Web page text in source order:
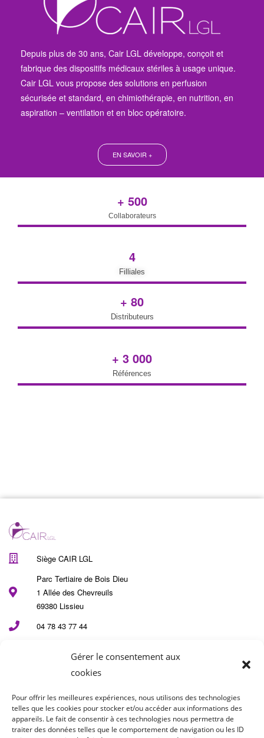
Gérer le consentement aux
cookies
Pour offrir les meilleures expériences, nous utilisons des technologies
telles que les cookies pour stocker et/ou accéder aux informations des
appareils. Le fait de consentir à ces technologies nous permettra de
traiter des données telles que le comportement de navigation ou les ID
Depuis plus de 30 ans, Cair LGL développe, conçoit et
fabrique des dispositifs médicaux stériles à usage unique.
Cair LGL vous propose des solutions en perfusion
sécurisée et standard, en chimiothérapie, en nutrition, en
aspiration – ventilation et en bloc opératoire.
EN SAVOIR +
Collaborateurs
+ 500
Filliales
4
Distributeurs
+ 80
Références
+ 3 000
Siège CAIR LGL
Parc Tertiaire de Bois Dieu
1 Allée des Chevreuils
69380 Lissieu
04 78 43 77 44